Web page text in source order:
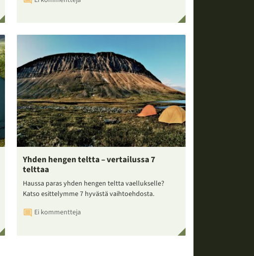
Yhden hengen teltta – vertailussa 7
telttaa
Haussa paras yhden hengen teltta vaellukselle?
Katso esittelymme 7 hyvästä vaihtoehdosta.
Ei kommentteja